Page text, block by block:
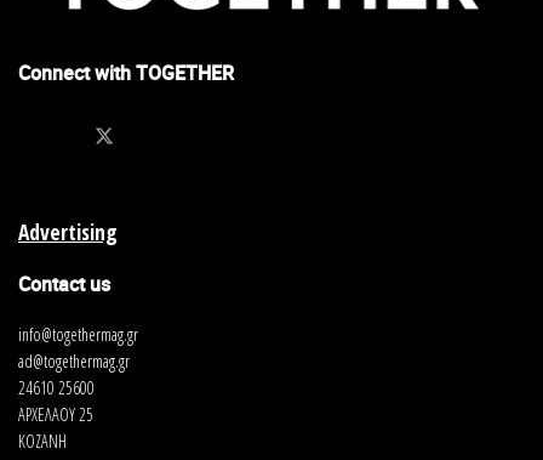
Connect with TOGETHER
Advertising
Contact us
info@togethermag.gr
ad@togethermag.gr
24610 25600
ΑΡΧΕΛΑΟΥ 25
ΚΟΖΑΝΗ